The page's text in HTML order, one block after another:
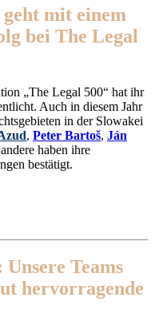
mit einem
bei The Legal
„The Legal 500“ hat ihr
Auch in diesem Jahr
in der Slowakei
, Peter Bartoš, Ján
haben ihre
bestätigt.
Teams
hervorragende